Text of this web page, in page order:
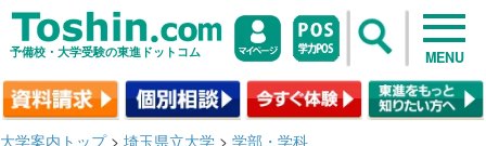
予備校・大学受験の東進ドットコム MENU
大学案内トップ> 埼玉県立大学 > 学部・学科